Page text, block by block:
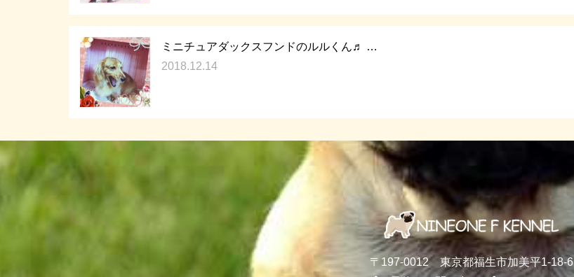
ミニチュアダックスフンドのルルくん♬ …
2018.12.14
〒197-0012 東京都福生市加美平1-18-6